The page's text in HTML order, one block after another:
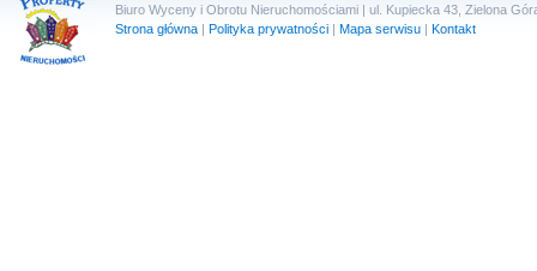
Biuro Wyceny i Obrotu Nieruchomościami | ul. Kupiecka 43, Zielona
Strona główna| Polityka prywatności| Mapa serwisu| Kontakt